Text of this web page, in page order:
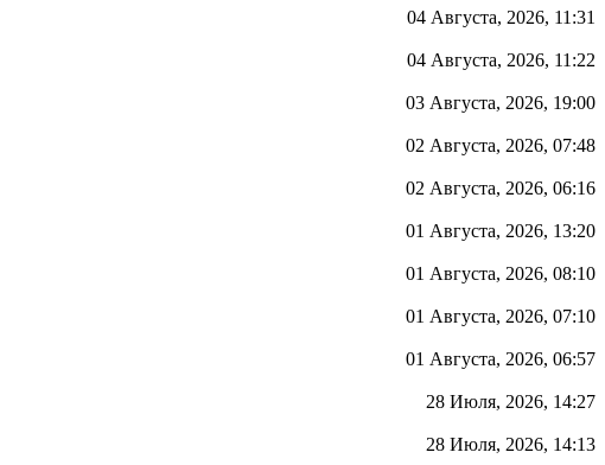
04 Августа, 2026, 11:31
04 Августа, 2026, 11:22
03 Августа, 2026, 19:00
02 Августа, 2026, 07:48
02 Августа, 2026, 06:16
01 Августа, 2026, 13:20
01 Августа, 2026, 08:10
01 Августа, 2026, 07:10
01 Августа, 2026, 06:57
28 Июля, 2026, 14:27
28 Июля, 2026, 14:13